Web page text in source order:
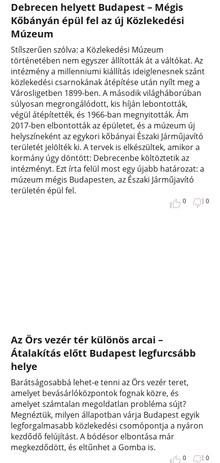
Debrecen helyett Budapest – Mégis
Kőbányán épül fel az új Közlekedési
Múzeum
Stílszerűen szólva: a Közlekedési Múzeum
történetében nem egyszer állították át a váltókat. Az
intézmény a millenniumi kiállítás ideiglenesnek szánt
közlekedési csarnokának átépítése után nyílt meg a
Városligetben 1899-ben. A második világháborúban
súlyosan megrongálódott, kis híján lebontották,
végül átépítették, és 1966-ban megnyitották. Ám
2017-ben elbontották az épületet, és a múzeum új
helyszíneként az egykori kőbányai Északi Járműjavító
területét jelölték ki. A tervek is elkészültek, amikor a
kormány úgy döntött: Debrecenbe költöztetik az
intézményt. Ezt írta felül most egy újabb határozat: a
múzeum mégis Budapesten, az Északi Járműjavító
területén épül fel.
0 0
Az Örs vezér tér különös arcai –
Átalakítás előtt Budapest legfurcsább
helye
Barátságosabbá lehet-e tenni az Örs vezér teret,
amelyet bevásárlóközpontok fognak közre, és
amelyet számtalan megoldatlan probléma sújt?
Megnéztük, milyen állapotban várja Budapest egyik
legforgalmasabb közlekedési csomópontja a nyáron
kezdődő felújítást. A bódésor elbontása már
megkezdődött, és eltűnhet a Gomba is.
0 0